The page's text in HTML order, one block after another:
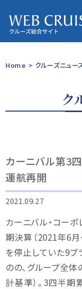
Home > クルーズニュー
ク
カーニバル第3
運航再開
2021.09.27
カーニバル・コー
期決算（2021年6
を停止していた9ブ
のの、グループ全
計基準）。3四半